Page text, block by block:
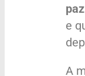
e
A